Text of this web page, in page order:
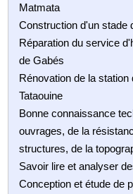
Matmata
Construction d'un stade
Réparation du service
de Gabés
Rénovation de la
Tataouine
Bonne connaissance
ouvrages, de la
structures, de la
Savoir lire et analyser
Conception et étude de